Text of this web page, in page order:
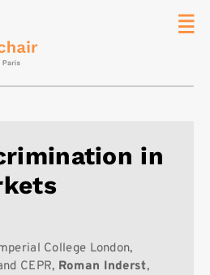
in
College London,
CEPR, Roman Inderst,
recherche
Publications